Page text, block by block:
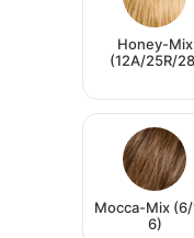
Honey-Mix
(12A/25R/
Mocca-Mix
6)